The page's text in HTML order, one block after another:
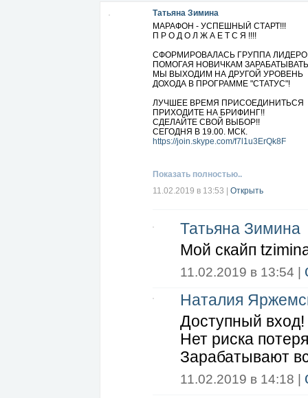
Татьяна Зимина
МАРАФОН - УСПЕШНЫЙ СТАРТ!!!
П Р О Д О Л Ж А Е Т С Я !!!!
СФОРМИРОВАЛАСЬ ГРУППА
ПОМОГАЯ НОВИЧКАМ
МЫ ВЫХОДИМ НА ДРУГОЙ УРОВЕНЬ
ДОХОДА В ПРОГРАММЕ "СТАТУС"!
ЛУЧШЕЕ ВРЕМЯ ПРИСОЕДИНИТЬСЯ
ПРИХОДИТЕ НА БРИФИНГ!!
СДЕЛАЙТЕ СВОЙ ВЫБОР!!
СЕГОДНЯ В 19.00. МСК.
https://join.skype.com/f7l1u3ErQk8F
Показать полностью..
11.02.2019 в 13:53
Открыть
Татьяна Зимина
Мой скайп
11.02.2019 в 13:54 |
Наталия
Доступный вход!
Нет риска
Зарабатывают
11.02.2019 в 14:18 |